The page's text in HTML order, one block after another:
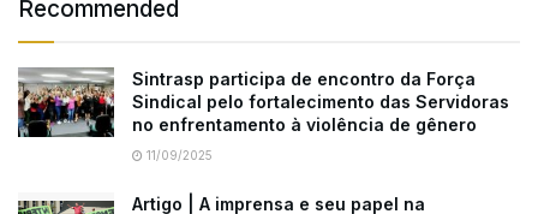
Recommended
Sintrasp participa de encontro da Força
Sindical pelo fortalecimento das Servidoras
no enfrentamento à violência de gênero
11/09/2025
Artigo | A imprensa e seu papel na